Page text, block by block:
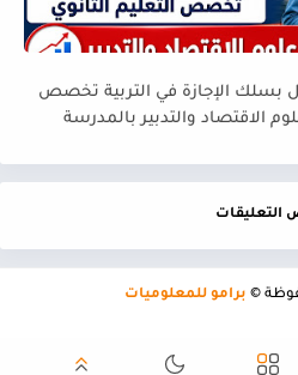
باك+1 التسجيل بسلك الإجازة في التربية تخصص
الاقتصاد والتدبير بالمدرسة
التعليقات
© برامو للمعلوميات